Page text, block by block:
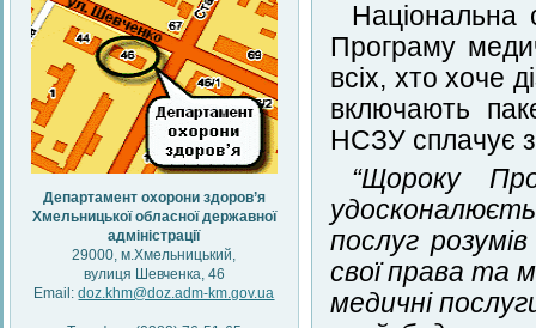
Департамент охорони здоров’я
Хмельницької обласної державної
адміністрації
29000, м.Хмельницький,
вулиця Шевченка, 46
Email:doz.khm@doz.adm-km.gov.ua
Національна
Програму
всіх, хто хоче
включають
НСЗУ сплачує
“Щороку
послуг
свої права та
медичні